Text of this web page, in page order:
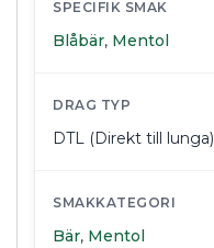
SPECIFIK SMAK
Blåbär, Mentol
DRAG TYP
DTL (Direkt till lunga)
SMAKKATEGORI
Bär, Mentol